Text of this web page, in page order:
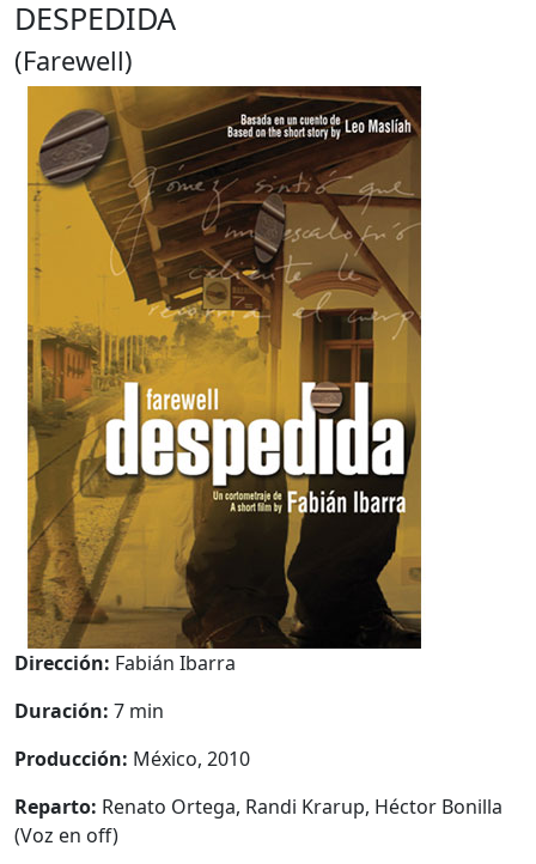
DESPEDIDA
(Farewell)
Dirección: Fabián Ibarra
Duración: 7 min
Producción: México, 2010
Reparto: Renato Ortega, Randi Krarup, Héctor Bonilla
(Voz en off)